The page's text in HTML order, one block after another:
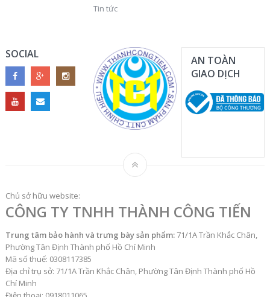
Tin tức
SOCIAL
AN TOÀN
GIAO DỊCH
Chủ sở hữu website:
CÔNG TY TNHH THÀNH CÔNG TIẾN
Trung tâm bảo hành và trưng bày sản phẩm:71/1A Trần Khắc Chân,
Phường Tân Định Thành phố Hồ Chí Minh
Mã số thuế: 0308117385
Địa chỉ trụ sở: 71/1A Trần Khắc Chân, Phường Tân Định Thành phố Hồ
Chí Minh